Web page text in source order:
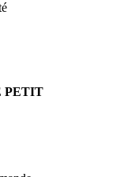
PETIT